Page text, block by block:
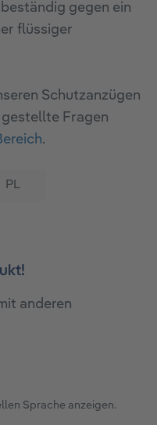
gegen ein
flüssiger
Schutzanzügen
Fragen
.
PL
von 0 von 5 Sternen
anderen
Sprache anzeigen.